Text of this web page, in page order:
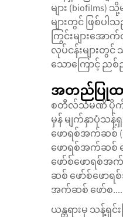
များ
များတွင် ဖြစ်ပ
ကြွင်းများအော
လုပ်ငန်းများတွင်
သောကြောင့် ညစ်
အတည်ပြုထား
စတီလ်သံမဏိ ပိုက်မျ
မှန် မျက်နှာပုံသန့်ရှ
ဖောရစ်အက်ဆစ်
ဖောရစ်အက်ဆစ်
ဖော်စ်ဖောရစ်အ
ဆစ် ဖော်စ်ဖော
အက်ဆစ် ဖော်စ
ယန္တရားမှ သန့်ရှ